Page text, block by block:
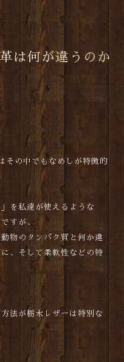
は何が違うのか
その中でもなめしが特徴的
を私達が使えるような
すが、
物のタンパク質と何か違
、そして柔軟性などの特
法が栃木レザーは特別な